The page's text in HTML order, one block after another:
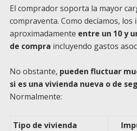
El comprador soporta la mayor
compraventa. Como decíamos, los
aproximadamente entre un 10 y
de compra incluyendo gastos
No obstante, pueden fluctuar
si es una vivienda nueva o de
Normalmente:
Tipo de vivienda